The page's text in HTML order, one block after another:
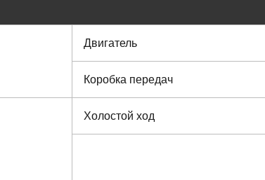
Двигатель
Коробка передач
Холостой ход